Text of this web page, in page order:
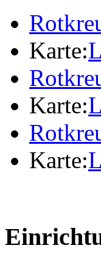
Karte:
Karte:
Karte: